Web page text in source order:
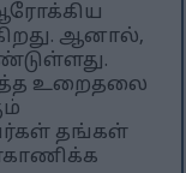
ஆனால்,
உறைதலை
தங்கள்